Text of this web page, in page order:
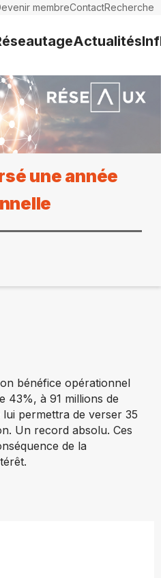
membreContactRecherche
Actualités
une année
bénéfice opérationnel
43%, à 91 millions de
permettra de verser 35
Un record absolu. Ces
de la